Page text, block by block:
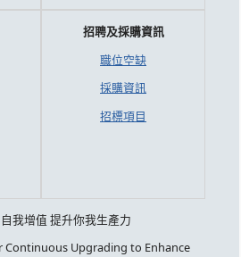
招聘及採購資訊
職位空缺
採購資訊
招標項目
我增值 提升你我生產力
Continuous Upgrading to Enhance